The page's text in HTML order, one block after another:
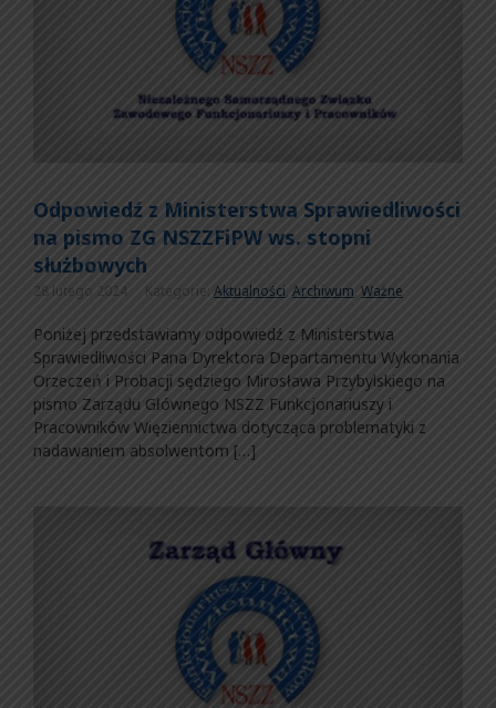
Odpowiedź z Ministerstwa Sprawiedliwości
na pismo ZG NSZZFiPW ws. stopni
służbowych
28 lutego 2024 Kategorie: Aktualności, Archiwum Ważne
Poniżej przedstawiamy odpowiedź z Ministerstwa
Sprawiedliwości Pana Dyrektora Departamentu Wykonania
Orzeczeń i Probacji sędziego Mirosława Przybylskiego na
pismo Zarządu Głównego NSZZ Funkcjonariuszy i
Pracowników Więziennictwa dotycząca problematyki z
nadawaniem absolwentom […]